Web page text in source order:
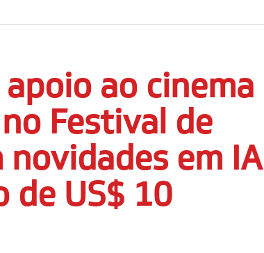
ao cinema
Festival de
novidades em IA
US$ 10